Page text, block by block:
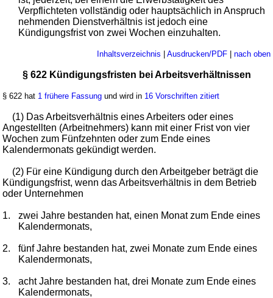
Verpflichteten vollständig oder hauptsächlich in Anspruch
nehmenden Dienstverhältnis ist jedoch eine
Kündigungsfrist von zwei Wochen einzuhalten.
Inhaltsverzeichnis Ausdrucken/PDF| nach oben
§ 622 Kündigungsfristen bei Arbeitsverhältnissen
§ 622 hat 1 frühere Fassung und wird in 16 Vorschriften zitiert
(1) Das Arbeitsverhältnis eines Arbeiters oder eines
Angestellten (Arbeitnehmers) kann mit einer Frist von vier
Wochen zum Fünfzehnten oder zum Ende eines
Kalendermonats gekündigt werden.
(2) Für eine Kündigung durch den Arbeitgeber beträgt die
Kündigungsfrist, wenn das Arbeitsverhältnis in dem Betrieb
oder Unternehmen
1.
zwei Jahre bestanden hat, einen Monat zum Ende eines
Kalendermonats,
2.
fünf Jahre bestanden hat, zwei Monate zum Ende eines
Kalendermonats,
3.
acht Jahre bestanden hat, drei Monate zum Ende eines
Kalendermonats,